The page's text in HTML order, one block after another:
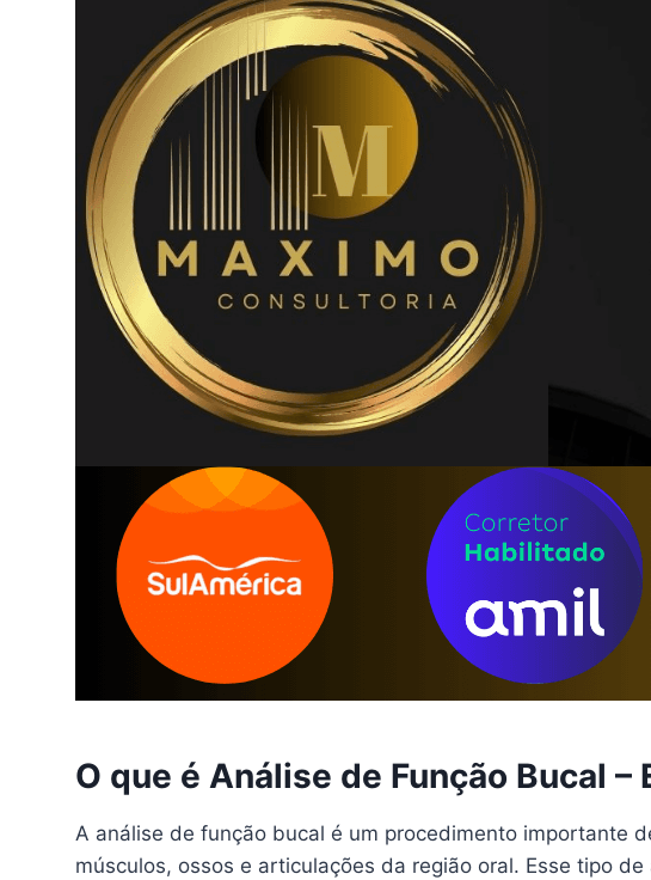
O que é Análise de Função Bucal
A análise de função bucal é um procedimento importante
músculos, ossos e articulações da região oral. Esse tipo